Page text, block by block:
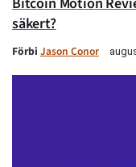
säkert?
Förbi Jason Conor